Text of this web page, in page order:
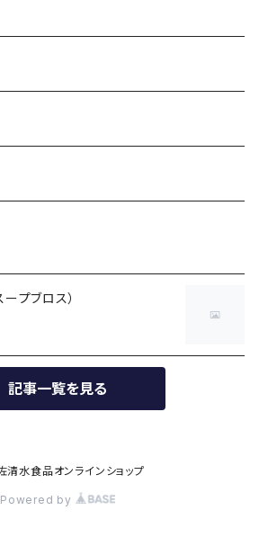
プブロス）
記事一覧を見る
水食品オンラインショップ
Powered by